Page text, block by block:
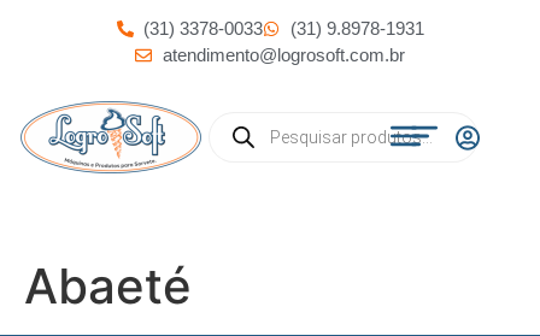
(31) 3378-0033
(31) 9.8978-1931
atendimento@logrosoft.com.br
Abaeté